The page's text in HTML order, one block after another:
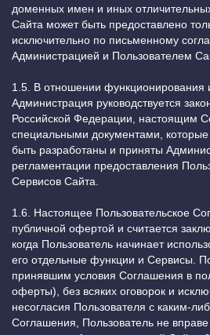
доменных имен и иных
Сайта может быть предоставлено
исключительно по письменному
Администрацией и Пользователем
1.5. В отношении функционирования
Администрация руководствуется
Российской Федерации, настоящим
специальными документами,
быть разработаны и приняты
регламентации предоставления
Сервисов Сайта.
1.6. Настоящее Пользовательское
публичной офертой и считается
когда Пользователь начинает
его отдельные функции и Сервисы.
принявшим условия Соглашения в
оферты), без всяких оговорок и
несогласия Пользователя с каким-
Соглашения, Пользователь не